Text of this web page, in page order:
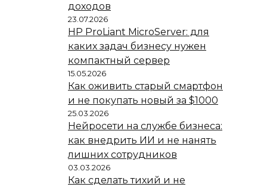
доходов
23.07.2026
HP ProLiant MicroServer: для
каких задач бизнесу нужен
компактный сервер
15.05.2026
Как оживить старый смартфон
и не покупать новый за $1000
25.03.2026
Нейросети на службе бизнеса:
как внедрить ИИ и не нанять
лишних сотрудников
03.03.2026
Как сделать тихий и не